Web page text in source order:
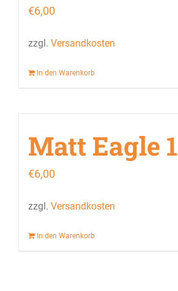
€6,00
zzgl. Versandkosten
In den Warenkorb
Matt Eagle 1
€6,00
zzgl. Versandkosten
In den Warenkorb